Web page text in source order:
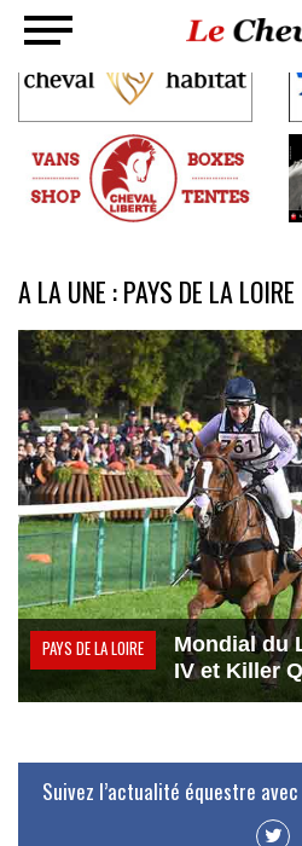
A LA UNE : PAYS DE LA LOIRE
PAYS DE LA LOIRE
Mondial du
IV et Killer
Suivez l’actualité équestre avec